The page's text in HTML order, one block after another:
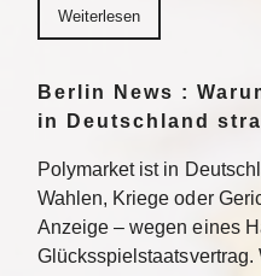
Weiterlesen
Berlin News :
in Deutschland
Polymarket ist in
Wahlen, Kriege oder
Anzeige – wegen eines
Glücksspielstaatsvertrag.